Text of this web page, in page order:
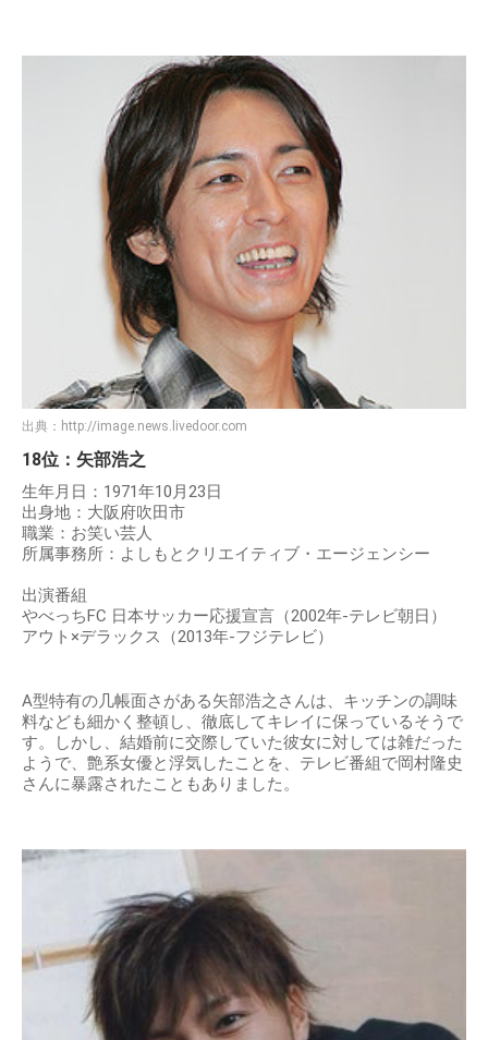
出典： http://image.news.livedoor.com
18位：矢部浩之
生年月日：1971年10月23日
出身地：大阪府吹田市
職業：お笑い芸人
所属事務所：よしもとクリエイティブ・エージェンシー
出演番組
やべっちFC 日本サッカー応援宣言（2002年-テレビ朝日）
アウト×デラックス（2013年-フジテレビ）
A型特有の几帳面さがある矢部浩之さんは、キッチンの調味
料なども細かく整頓し、徹底してキレイに保っているそうで
す。しかし、結婚前に交際していた彼女に対しては雑だった
ようで、艶系女優と浮気したことを、テレビ番組で岡村隆史
さんに暴露されたこともありました。